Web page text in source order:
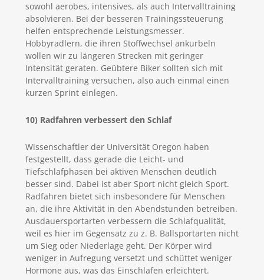
sowohl aerobes, intensives, als auch Intervalltraining
absolvieren. Bei der besseren Trainingssteuerung
helfen entsprechende Leistungsmesser.
Hobbyradlern, die ihren Stoffwechsel ankurbeln
wollen wir zu längeren Strecken mit geringer
Intensität geraten. Geübtere Biker sollten sich mit
Intervalltraining versuchen, also auch einmal einen
kurzen Sprint einlegen.
10) Radfahren verbessert den Schlaf
Wissenschaftler der Universität Oregon haben
festgestellt, dass gerade die Leicht- und
Tiefschlafphasen bei aktiven Menschen deutlich
besser sind. Dabei ist aber Sport nicht gleich Sport.
Radfahren bietet sich insbesondere für Menschen
an, die ihre Aktivität in den Abendstunden betreiben.
Ausdauersportarten verbessern die Schlafqualität,
weil es hier im Gegensatz zu z. B. Ballsportarten nicht
um Sieg oder Niederlage geht. Der Körper wird
weniger in Aufregung versetzt und schüttet weniger
Hormone aus, was das Einschlafen erleichtert.